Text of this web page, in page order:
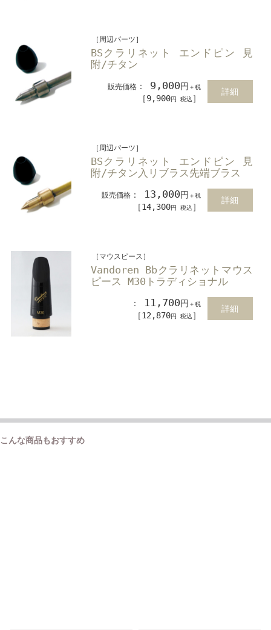
［周辺パーツ］
BSクラリネット エンドピン 見
附/チタン
販売価格 ： 9,000円 ＋税
［9,900円 税込 ］
詳細
［周辺パーツ］
BSクラリネット エンドピン 見
附/チタン入リブラス先端ブラス
販売価格 ： 13,000円 ＋税
［14,300円 税込 ］
詳細
［マウスピース］
Vandoren Bbクラリネットマウス
ピース M30トラディショナル
： 11,700円 ＋税
［12,870円 税込 ］
詳細
こんな商品もおすすめ